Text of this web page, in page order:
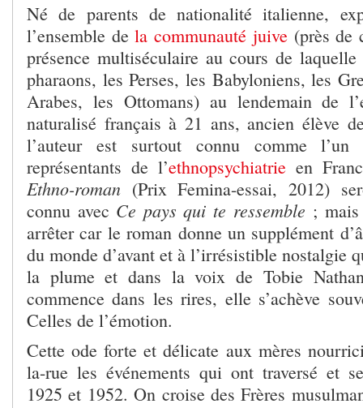
Né de parents de nationalité italienne,
l’ensemble dela communauté juive (près de
présence multiséculaire au cours de
pharaons, les Perses, les Babyloniens, les
Arabes, les Ottomans) au lendemain de
naturalisé français à 21 ans, ancien élève
l’auteur est surtout connu comme l’un
représentants de l’ethnopsychiatrie en
Ethno-roman (Prix Femina-essai, 2012)
connu avec Ce pays qui te ressemble ;
arrêter car le roman donne un supplément
du monde d’avant et à l’irrésistible nostalgie
la plume et dans la voix de Tobie
commence dans les rires, elle s’achève
Celles de l’émotion.
Cette ode forte et délicate aux mères
la-rue les événements qui ont traversé et
1925 et 1952. On croise des Frères